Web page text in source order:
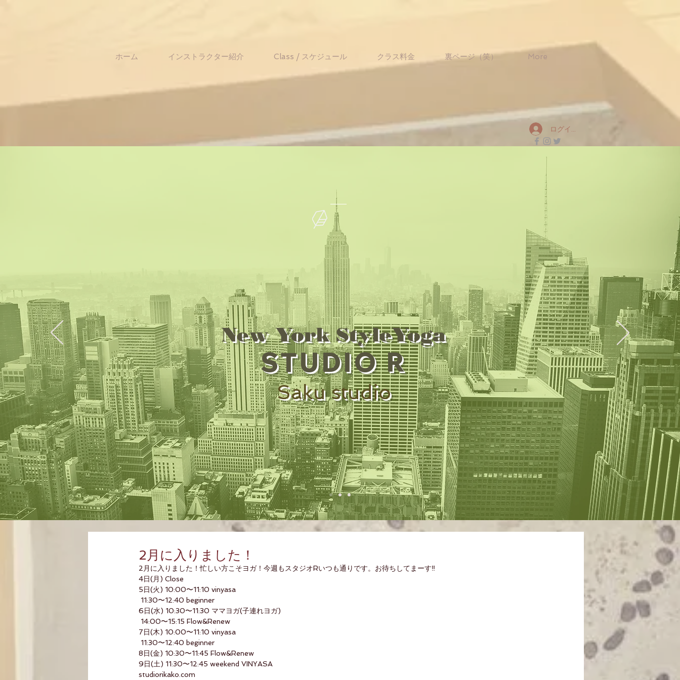
ホーム インストラクター紹介 Class / スケジュール クラス料金 裏ページ（笑） More
ログイン
New York StyleYoga
STUDIO R
Saku studio
2月に入りました！
2月に入りました！忙しい方こそヨガ！今週もスタジオRいつも通りです。お待ちしてまーす‼️
4日(月) Close
5日(火) 10:00〜11:10 vinyasa
11:30〜12:40 beginner
6日(水) 10:30〜11:30 ママヨガ(子連れヨガ)
14:00〜15:15 Flow&Renew
7日(木) 10:00〜11:10 vinyasa
11:30〜12:40 beginner
8日(金) 10:30〜11:45 Flow&Renew
9日(土) 11:30〜12:45 weekend VINYASA
studiorikako.com